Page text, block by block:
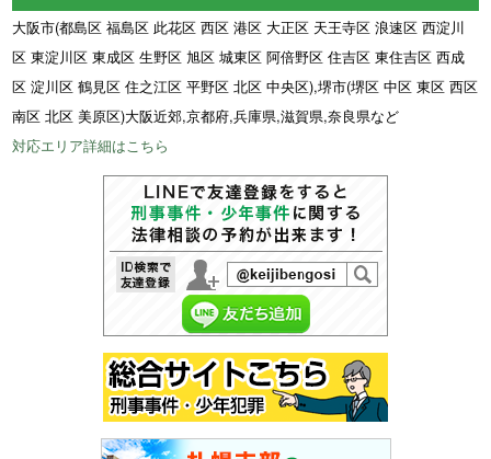
大阪市(都島区 福島区 此花区 西区 港区 大正区 天王寺区 浪速区 西淀川
区 東淀川区 東成区 生野区 旭区 城東区 阿倍野区 住吉区 東住吉区 西成
区 淀川区 鶴見区 住之江区 平野区 北区 中央区),堺市(堺区 中区 東区 西区
南区 北区 美原区)大阪近郊,京都府,兵庫県,滋賀県,奈良県など
対応エリア詳細はこちら